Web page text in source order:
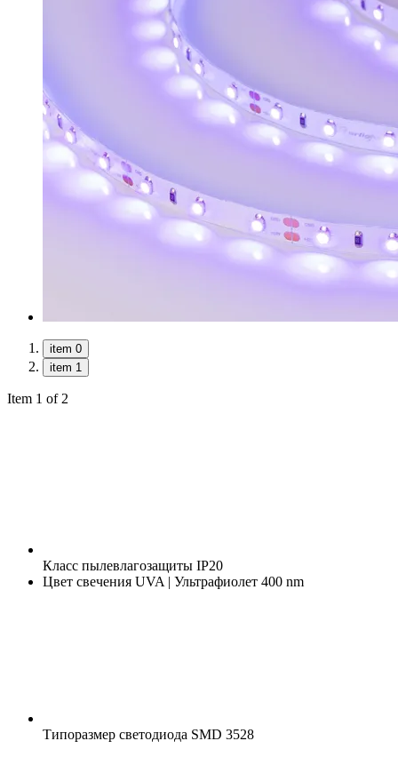
item 0
item 1
Item 1 of 2
Класс пылевлагозащиты IP20
Цвет свечения UVA | Ультрафиолет 400 nm
Типоразмер светодиода SMD 3528